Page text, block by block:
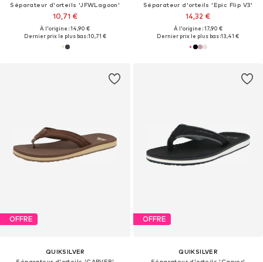
Séparateur d'orteils 'JFWLagoon'
10,71 €
À l'origine : 14,90 €
Dernier prix le plus bas :10,71 €
Séparateur d'orteils 'Epic Flip V3'
14,32 €
À l'origine : 17,90 €
Dernier prix le plus bas :13,41 €
OFFRE
QUIKSILVER
OFFRE
QUIKSILVER